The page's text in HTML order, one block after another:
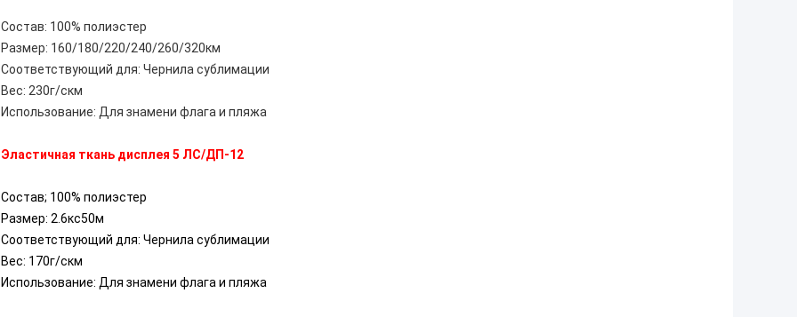
Состав: 100% полиэстер
Размер: 160/180/220/240/260/320км
Соответствующий для: Чернила сублимации
Вес: 230г/скм
Использование: Для знамени флага и пляжа
Эластичная ткань дисплея 5 ЛС/ДП-12
Состав; 100% полиэстер
Размер: 2.6кс50м
Соответствующий для: Чернила сублимации
Вес: 170г/скм
Использование: Для знамени флага и пляжа